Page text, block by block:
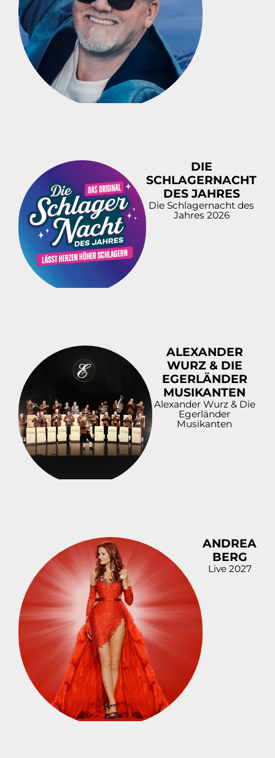
DIE
SCHLAGERNACHT
DES JAHRES
Die Schlagernacht des
Jahres 2026
ALEXANDER
WURZ & DIE
EGERLÄNDER
MUSIKANTEN
Alexander Wurz & Die
Egerländer
Musikanten
ANDREA
BERG
Live 2027